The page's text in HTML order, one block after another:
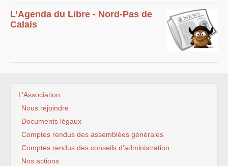
L’Agenda du Libre - Nord-Pas de
Calais
L’Association
Nous rejoindre
Documents légaux
Comptes rendus des assemblées générales
Comptes rendus des conseils d’administration
Nos actions